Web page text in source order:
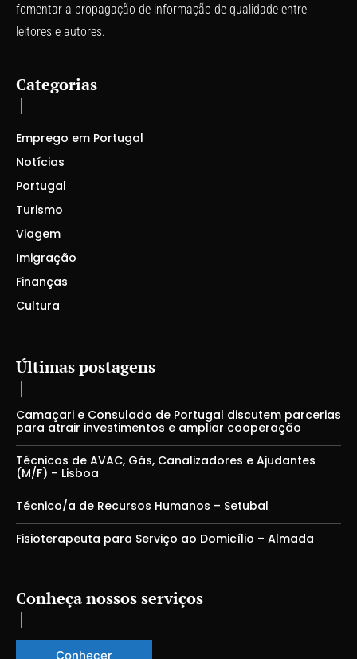
fomentar a propagação de informação de qualidade entre
leitores e autores.
Categorias
Emprego em Portugal
Notícias
Portugal
Turismo
Viagem
Imigração
Finanças
Cultura
Últimas postagens
Camaçari e Consulado de Portugal discutem parcerias
para atrair investimentos e ampliar cooperação
Técnicos de AVAC, Gás, Canalizadores e Ajudantes
(M/F) – Lisboa
Técnico/a de Recursos Humanos – Setubal
Fisioterapeuta para Serviço ao Domicílio – Almada
Conheça nossos serviços
Conhecer